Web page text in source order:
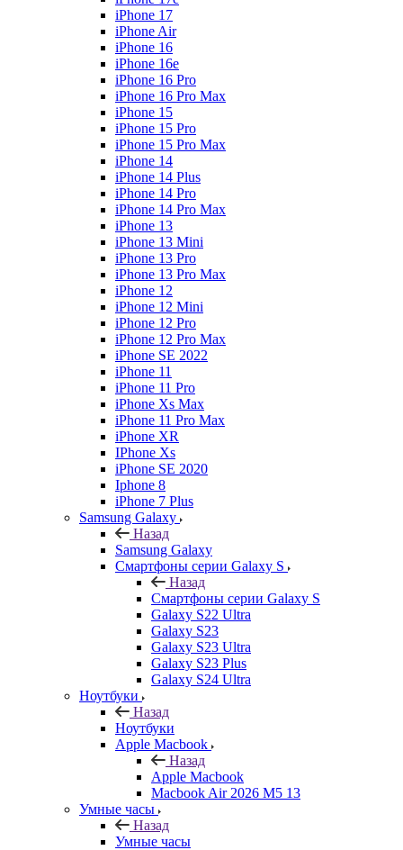
iPhone 17
iPhone Air
iPhone 16
iPhone 16e
iPhone 16 Pro
iPhone 16 Pro Max
iPhone 15
iPhone 15 Pro
iPhone 15 Pro Max
iPhone 14
iPhone 14 Plus
iPhone 14 Pro
iPhone 14 Pro Max
iPhone 13
iPhone 13 Mini
iPhone 13 Pro
iPhone 13 Pro Max
iPhone 12
iPhone 12 Mini
iPhone 12 Pro
iPhone 12 Pro Max
iPhone SE 2022
iPhone 11
iPhone 11 Pro
iPhone Xs Max
iPhone 11 Pro Max
iPhone XR
IPhone Xs
iPhone SE 2020
Iphone 8
iPhone 7 Plus
Samsung Galaxy
Назад
Samsung Galaxy
Смартфоны серии Galaxy S
Назад
Смартфоны серии Galaxy S
Galaxy S22 Ultra
Galaxy S23
Galaxy S23 Ultra
Galaxy S23 Plus
Galaxy S24 Ultra
Ноутбуки
Назад
Ноутбуки
Apple Macbook
Назад
Apple Macbook
Macbook Air 2026 M5 13
Умные часы
Назад
Умные часы